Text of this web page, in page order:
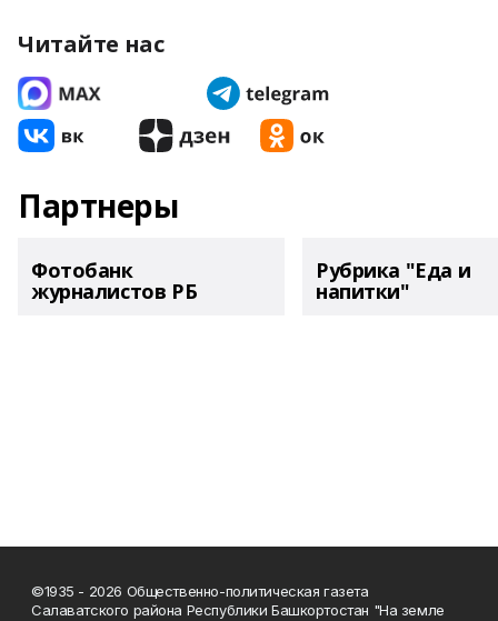
Читайте нас
Партнеры
Фотобанк
журналистов РБ
Рубрика "Еда и
напитки"
©1935 - 2026 Общественно-политическая газета
Салаватского района Республики Башкортостан "На земле